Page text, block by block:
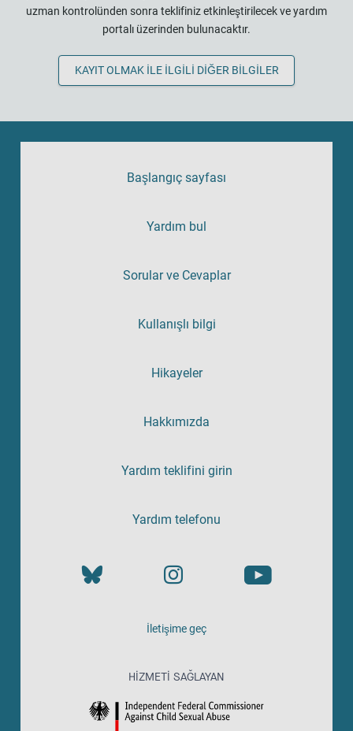
uzman kontrolünden sonra teklifiniz etkinleştirilecek ve yardım
portalı üzerinden bulunacaktır.
KAYIT OLMAK ILE ILGILI DIĞER BILGILER
Başlangıç sayfası
Yardım bul
Sorular ve Cevaplar
Kullanışlı bilgi
Hikayeler
Hakkımızda
Yardım teklifini girin
Yardım telefonu
İletişime geç
HIZMETI SAĞLAYAN